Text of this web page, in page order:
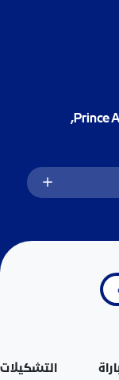
Prince
التشكيلات